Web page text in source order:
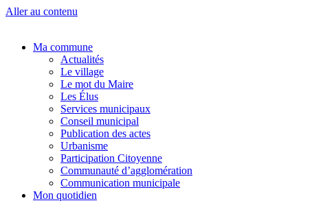
Aller au contenu
Ma commune
Actualités
Le village
Le mot du Maire
Les Élus
Services municipaux
Conseil municipal
Publication des actes
Urbanisme
Participation Citoyenne
Communauté d’agglomération
Communication municipale
Mon quotidien